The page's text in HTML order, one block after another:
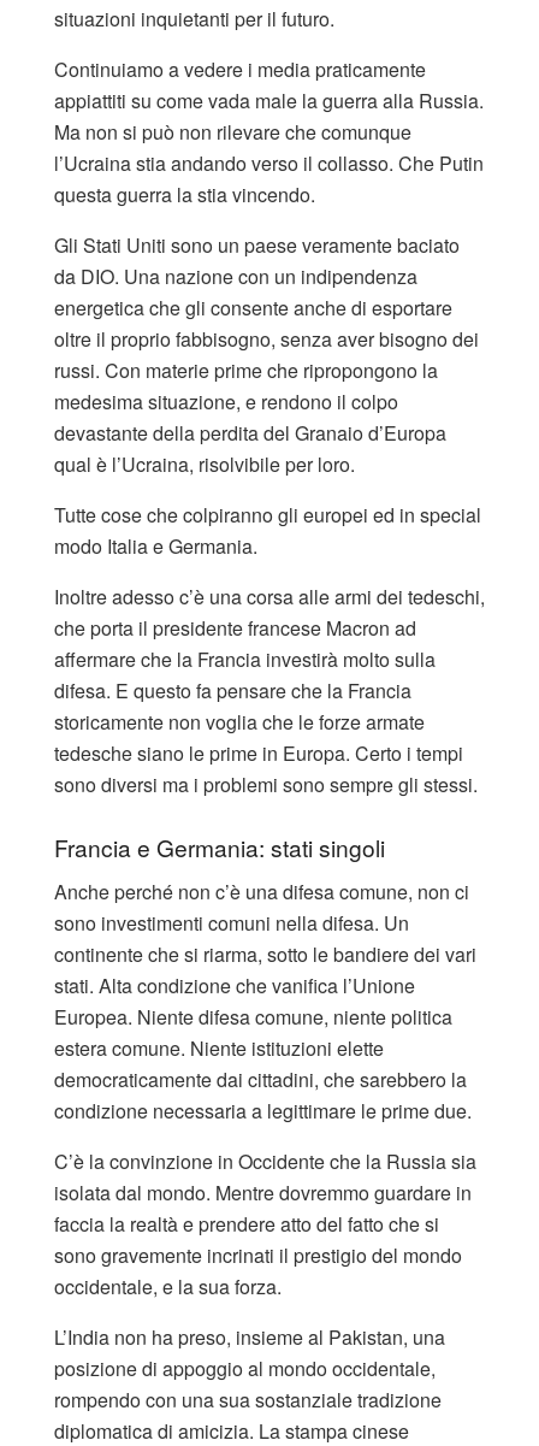
situazioni inquietanti per il futuro.
Continuiamo a vedere i media praticamente
appiattiti su come vada male la guerra alla Russia.
Ma non si può non rilevare che comunque
l’Ucraina stia andando verso il collasso. Che Putin
questa guerra la stia vincendo.
Gli Stati Uniti sono un paese veramente baciato
da DIO. Una nazione con un indipendenza
energetica che gli consente anche di esportare
oltre il proprio fabbisogno, senza aver bisogno dei
russi. Con materie prime che ripropongono la
medesima situazione, e rendono il colpo
devastante della perdita del Granaio d’Europa
qual è l’Ucraina, risolvibile per loro.
Tutte cose che colpiranno gli europei ed in special
modo Italia e Germania.
Inoltre adesso c’è una corsa alle armi dei tedeschi,
che porta il presidente francese Macron ad
affermare che la Francia investirà molto sulla
difesa. E questo fa pensare che la Francia
storicamente non voglia che le forze armate
tedesche siano le prime in Europa. Certo i tempi
sono diversi ma i problemi sono sempre gli stessi.
Francia e Germania: stati singoli
Anche perché non c’è una difesa comune, non ci
sono investimenti comuni nella difesa. Un
continente che si riarma, sotto le bandiere dei vari
stati. Alta condizione che vanifica l’Unione
Europea. Niente difesa comune, niente politica
estera comune. Niente istituzioni elette
democraticamente dai cittadini, che sarebbero la
condizione necessaria a legittimare le prime due.
C’è la convinzione in Occidente che la Russia sia
isolata dal mondo. Mentre dovremmo guardare in
faccia la realtà e prendere atto del fatto che si
sono gravemente incrinati il prestigio del mondo
occidentale, e la sua forza.
L’India non ha preso, insieme al Pakistan, una
posizione di appoggio al mondo occidentale,
rompendo con una sua sostanziale tradizione
diplomatica di amicizia. La stampa cinese